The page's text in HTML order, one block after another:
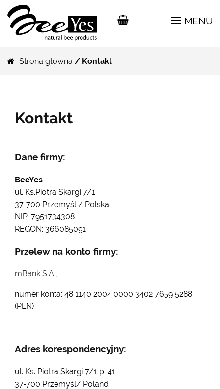
MENU
Strona główna / Kontakt
Kontakt
Dane firmy:
BeeYes
ul. Ks.Piotra Skargi 7/1
37-700 Przemyśl / Polska
NIP: 7951734308
REGON: 366085091
Przelew na konto firmy:
mBank S.A.,
numer konta: 48 1140 2004 0000 3402 7659 5288
(PLN)
Adres korespondencyjny:
ul. Ks. Piotra Skargi 7/1 p. 41
37-700 Przemyśl/ Poland